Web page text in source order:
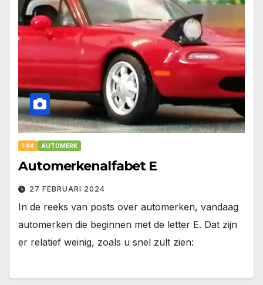
1:64 AUTOMERK
Automerkenalfabet E
27 FEBRUARI 2024
In de reeks van posts over automerken, vandaag
automerken die beginnen met de letter E. Dat zijn
er relatief weinig, zoals u snel zult zien: